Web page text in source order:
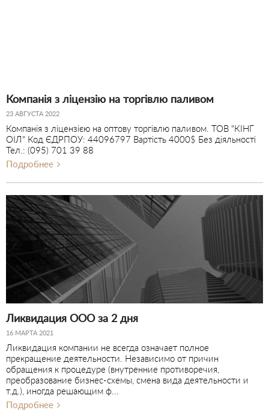
Компанія з ліцензію на торгівлю паливом
23 АВГУСТА 2022
Компанія з ліцензією на оптову торгівлю паливом. ТОВ "КІНГ
ОІЛ" Код ЄДРПОУ: 44096797 Вартість 4000$ Без діяльності
Тел.: (095) 701 39 88
Подробнее
Ликвидация ООО за 2 дня
16 МАРТА 2021
Ликвидация компании не всегда означает полное
прекращение деятельности. Независимо от причин
обращения к процедуре (внутренние противоречия,
преобразование бизнес-схемы, смена вида деятельности и
т.д.), иногда решающим ф...
Подробнее